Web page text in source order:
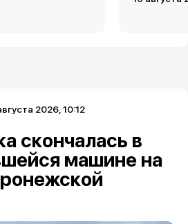
2026, 10:12
скончалась в
машине на